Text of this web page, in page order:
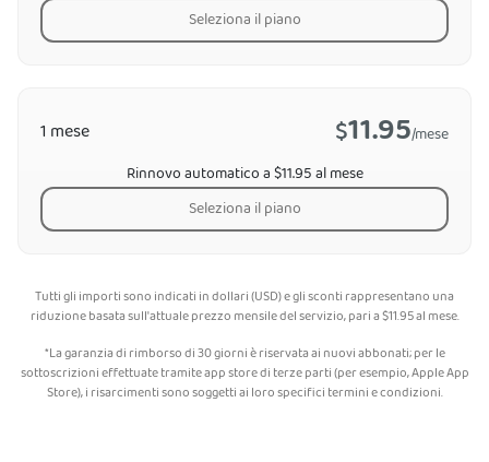
1 mese $11.95/mese
Rinnovo automatico a $11.95 al mese
Seleziona il piano
Seleziona il piano
Tutti gli importi sono indicati in dollari (USD) e gli sconti rappresentano una
riduzione basata sull'attuale prezzo mensile del servizio, pari a$11.95al mese.
*La garanzia di rimborso di 30 giorni è riservata ai nuovi abbonati; per le
sottoscrizioni effettuate tramite app store di terze parti (per esempio, Apple App
Store), i risarcimenti sono soggetti ai loro specifici termini e condizioni.